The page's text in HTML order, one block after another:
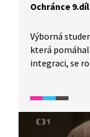
Ochránce
Výborná
která
integraci, se
a zachovává
náboženskou
nošením